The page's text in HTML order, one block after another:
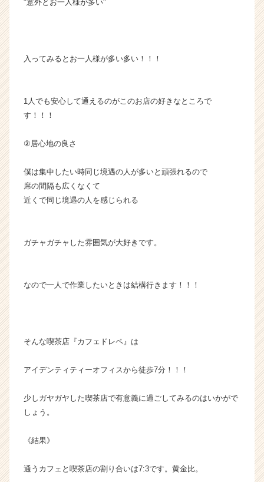
"意外とお一人様が多い"
入ってみるとお一人様が多い多い！！！
1人でも安心して通えるのがこのお店の好きなところで
す！！！
②居心地の良さ
僕は集中したい時同じ境遇の人が多いと頑張れるので
席の間隔も広くなくて
近くで同じ境遇の人を感じられる
ガチャガチャした雰囲気が大好きです。
なので一人で作業したいときは結構行きます！！！
そんな喫茶店『カフェドレペ』は
アイデンティティーオフィスから徒歩7分！！！
少しガヤガヤした喫茶店で有意義に過ごしてみるのはいかがで
しょう。
《結果》
通うカフェと喫茶店の割り合いは7:3です。黄金比。